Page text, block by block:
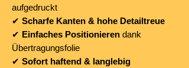
aufgedruckt
✔ Scharfe Kanten & hohe Detailtreue
✔ Einfaches Positionieren dank
Übertragungsfolie
✔ Sofort haftend & langlebig